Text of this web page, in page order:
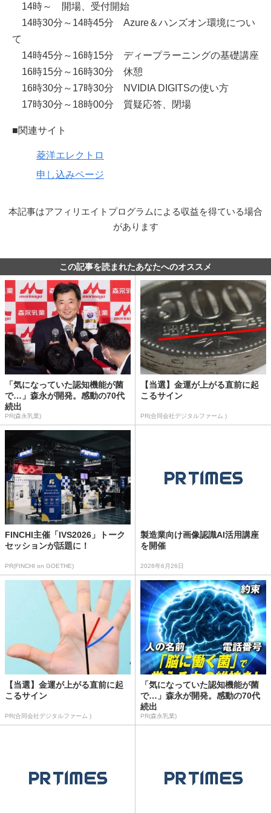
14時～ 開場、受付開始
14時30分～14時45分 Azure＆ハンズオン環境につい
て
14時45分～16時15分 ディープラーニングの基礎講座
16時15分～16時30分 休憩
16時30分～17時30分 NVIDIA DIGITSの使い方
17時30分～18時00分 質疑応答、閉場
■関連サイト
菱洋エレクトロ
申し込みページ
本記事はアフィリエイトプログラムによる収益を得ている場合
があります
この記事を読まれたあなたへのオススメ
「気になっていた認知機能が菌
で…」森永が開発。感動の70代
続出
PR(森永乳業)
【当選】金運が上がる直前に起
こるサイン
PR(合同会社デジタルファーム )
FINCHI主催「IVS2026」トーク
セッションが話題に！
PR(FINCHI on GOETHE)
製造業向け画像認識AI活用講座
を開催
2026年6月26日
【当選】金運が上がる直前に起
こるサイン
PR(合同会社デジタルファーム )
「気になっていた認知機能が菌
で…」森永が開発。感動の70代
続出
PR(森永乳業)